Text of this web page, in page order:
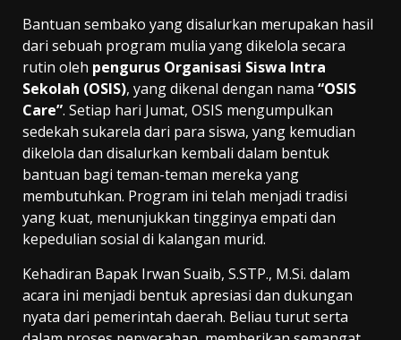
Bantuan sembako yang disalurkan merupakan hasil
dari sebuah program mulia yang dikelola secara
rutin oleh pengurus Organisasi Siswa Intra
Sekolah (OSIS), yang dikenal dengan nama “OSIS
Care”. Setiap hari Jumat, OSIS mengumpulkan
sedekah sukarela dari para siswa, yang kemudian
dikelola dan disalurkan kembali dalam bentuk
bantuan bagi teman-teman mereka yang
membutuhkan. Program ini telah menjadi tradisi
yang kuat, menunjukkan tingginya empati dan
kepedulian sosial di kalangan murid.
Kehadiran Bapak Irwan Suaib, S.STP., M.Si. dalam
acara ini menjadi bentuk apresiasi dan dukungan
nyata dari pemerintah daerah. Beliau turut serta